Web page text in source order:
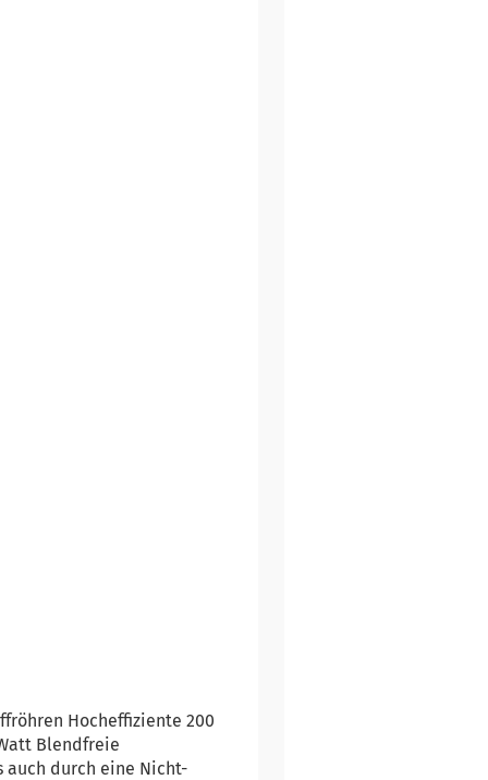
Hocheffiziente 200
Blendfreie
auch durch eine Nicht-